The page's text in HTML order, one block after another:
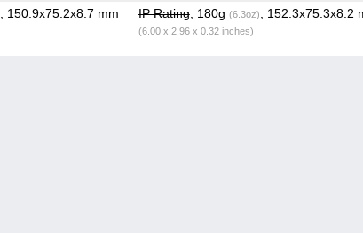
, 150.9x75.2x8.7 mm IP Rating, 180g (6.3oz) , 152.3x75.3x8.2
(6.00 x 2.96 x 0.32 inches)